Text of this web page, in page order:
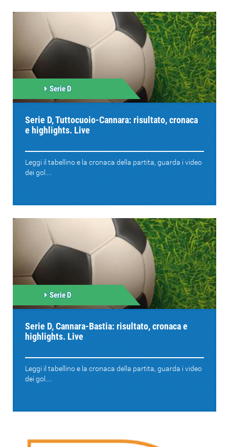
Serie D
Serie D, Tuttocuoio-Cannara: risultato, cronaca
e highlights. Live
Leggi il tabellino e la cronaca della partita, guarda i video
dei gol....
Serie D
Serie D, Cannara-Bastia: risultato, cronaca e
highlights. Live
Leggi il tabellino e la cronaca della partita, guarda i video
dei gol....